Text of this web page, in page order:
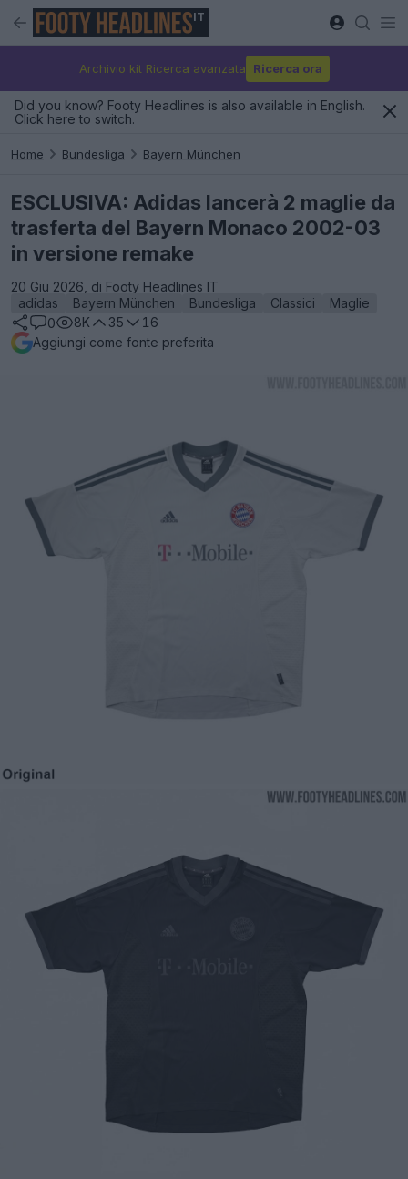
IT
Archivio kit Ricerca avanzata Ricerca ora
Did you know? Footy Headlines is also available in English.
Click here to switch.
Home Bundesliga Bayern München
ESCLUSIVA: Adidas lancerà 2 maglie da
trasferta del Bayern Monaco 2002-03
in versione remake
20 Giu 2026, di Footy Headlines IT
adidas
Bayern München Bundesliga Classici
Maglie
0
8K 35
16
Aggiungi come fonte preferita